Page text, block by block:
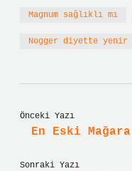
Magnum sağlıklı mı
Nogger diyette yenir
Önceki Yazı
En Eski
Sonraki Yazı